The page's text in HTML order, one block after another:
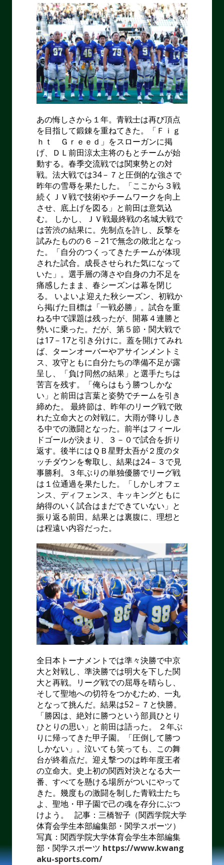
あの悔しさから１年。青戦士は再び頂点
を目指して鍛錬を重ねてきた。「Ｆｉｇ
ｈｔ Ｇｒｅｅｄ」をスローガンに掲
げ、ＤＬ前田涼太主将のもとチームが始
動する。春季交流戦では関東勢との対
戦。法大戦では34－７と圧倒的な強さで
昨年の雪辱を果たした。「ここから３戦
続くＪＶ戦で技術やチームワークを向上
させ、底上げを図る」と前田は意気込
む。 しかし、ＪＶ戦最終戦の名城大戦で
は苦渋の結果に。先制点を許し、反撃を
試みたものの６－ 21で無念の敗北となっ
た。「自分のつくってきたチームが体現
された試合。成長させられた気になって
いた」。選手層の薄さや自身の力不足を
痛感したまま、春シーズンは幕を閉じ
る。 いよいよ迎えた秋シーズン、初戦か
ら掲げた目標は「一戦必勝」。試合を重
ねる中で課題は残ったが、開幕４連勝と
勢いに乗った。だが、第５節・関大戦で
は17－ 17と引き分けに。蓋を開けてみれ
ば、ターンオーバーやアサインメントミ
ス、攻守ともに自分たちの準備不足が露
呈し、「負け同然の結果」と選手たちは
苦言を残す。「俺らはもう勝つしかな
い」と前田は言葉と姿勢でチームを引き
締めた。 最終節は、昨年のリーグ戦で敗
れた立命大との対戦に。大雨が降りしき
る中での激闘となった。前半はフィール
ドゴールが決まり、３－０で試合を折り
返す。後半にはＱＢ星野太吾が２度のタ
ッチダウンを奪取し、結果は24－３で見
事勝利。３年ぶりの単独優勝でリーグ戦
は１位通過を果たした。「しかしオフェ
ンス、ディフェンス、キッキングともに
納得のいく試合はまだできていない」と
振り返る前田。結果とは裏腹に、理想と
は程遠い内容だった。
全日本トーナメントでは準々決勝で中京
大と対戦し、準決勝では明大を下した関
大と再戦。リーグ戦での屈辱を晴らし、
そして聖地への切符をつかむため、一丸
となって挑んだ。結果は52－７と快勝。
「勝因は、絶対に勝つという部員ひとり
ひとりの思い」と前田は語った。 ２年ぶ
りに帰ってきた甲子園。「圧倒して勝つ
しかない」。泣いても笑っても、この舞
台が終着点だ。迎え撃つのは昨年度王者
の立命大。史上初の関西対決となる大一
番、すべてを懸ける場所がついにやって
きた。幾度もの激闘を制した青戦士たち
よ、聖地・甲子園で己の魂を存分にぶつ
けよう。
記事：三橋智子（関西学院大学
体育会学生本部編集部・関学スポーツ）
写真：関西学院大学体育会学生本部編集
部・関学スポーツ https://www.kwang
aku-sports.com/